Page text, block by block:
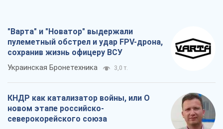
"Варта" и "Новатор" выдержали
пулеметный обстрел и удар FPV-дрона,
сохранив жизнь офицеру ВСУ
Украинская Бронетехника 3,0 т.
КНДР как катализатор войны, или О
новом этапе российско-
северокорейского союза